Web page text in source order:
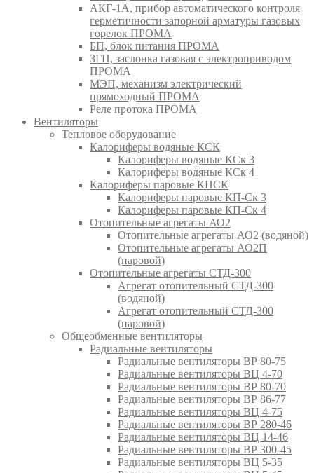
АКГ-1А, прибор автоматического контроля
герметичности запорной арматуры газовых
горелок ПРОМА
БП, блок питания ПРОМА
ЗГП, заслонка газовая с электроприводом
ПРОМА
МЭП, механизм электрический
прямоходный ПРОМА
Реле протока ПРОМА
Вентиляторы
Тепловое оборудование
Калориферы водяные КСК
Калориферы водяные КСк 3
Калориферы водяные КСк 4
Калориферы паровые КПСК
Калориферы паровые КП-Ск 3
Калориферы паровые КП-Ск 4
Отопительные агрегаты АО2
Отопительные агрегаты АО2 (водяной)
Отопительные агрегаты АО2П
(паровой)
Отопительные агрегаты СТД-300
Агрегат отопительный СТД-300
(водяной)
Агрегат отопительный СТД-300
(паровой)
Общеобменные вентиляторы
Радиальные вентиляторы
Радиальные вентиляторы ВР 80-75
Радиальные вентиляторы ВЦ 4-70
Радиальные вентиляторы ВР 80-70
Радиальные вентиляторы ВР 86-77
Радиальные вентиляторы ВЦ 4-75
Радиальные вентиляторы ВР 280-46
Радиальные вентиляторы ВЦ 14-46
Радиальные вентиляторы ВР 300-45
Радиальные вентиляторы ВЦ 5-35